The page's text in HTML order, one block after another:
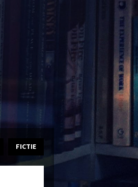
FICTIE